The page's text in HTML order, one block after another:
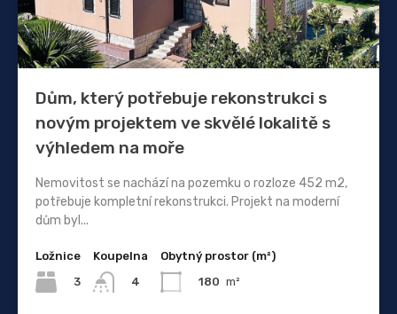
Dům, který potřebuje rekonstrukci s
novým projektem ve skvělé lokalitě s
výhledem na moře
Nemovitost se nachází na pozemku o rozloze 452 m2,
potřebuje kompletní rekonstrukci. Projekt na moderní
dům byl...
Ložnice
3
Koupelna
4
Obytný prostor (m²)
180 m²